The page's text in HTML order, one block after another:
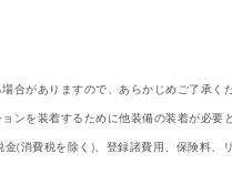
がありますので、あらかじめご了承くだ
を装着するために他装備の装着が必要
(消費税を除く)、登録諸費用、保険料